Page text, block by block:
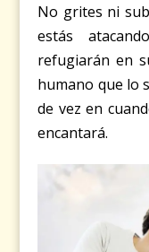
No grites ni
estás
refugiarán en
humano que lo
de vez en
encantará.